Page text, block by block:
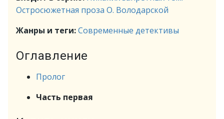
Остросюжетная проза О. Володарской
Жанры и теги:Современные детективы
Оглавление
Пролог
Часть первая